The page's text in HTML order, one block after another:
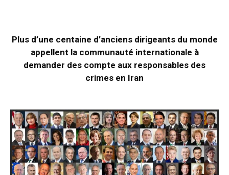
Plus d’une centaine d’anciens dirigeants du monde
appellent la communauté internationale à
demander des compte aux responsables des
crimes en Iran